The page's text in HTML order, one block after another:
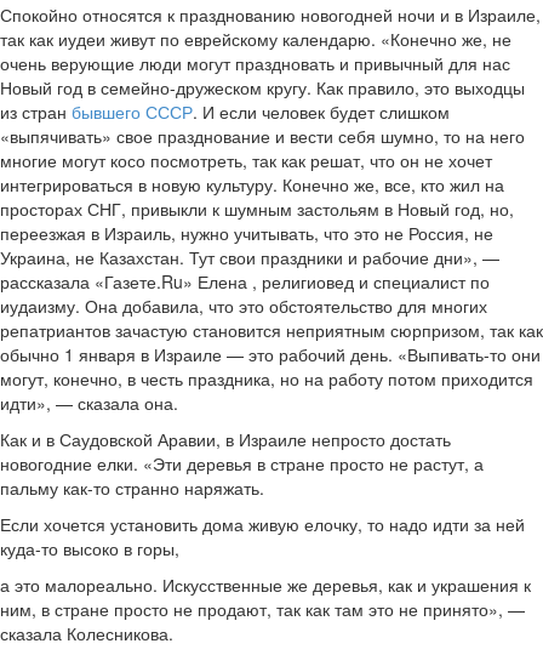
Спокойно относятся к празднованию новогодней ночи и в Израиле,
так как иудеи живут по еврейскому календарю. «Конечно же, не
очень верующие люди могут праздновать и привычный для нас
Новый год в семейно-дружеском кругу. Как правило, это выходцы
из стран бывшего СССР. И если человек будет слишком
«выпячивать» свое празднование и вести себя шумно, то на него
многие могут косо посмотреть, так как решат, что он не хочет
интегрироваться в новую культуру. Конечно же, все, кто жил на
просторах СНГ, привыкли к шумным застольям в Новый год, но,
переезжая в Израиль, нужно учитывать, что это не Россия, не
Украина, не Казахстан. Тут свои праздники и рабочие дни», —
рассказала «Газете.Ru» Елена , религиовед и специалист по
иудаизму. Она добавила, что это обстоятельство для многих
репатриантов зачастую становится неприятным сюрпризом, так как
обычно 1 января в Израиле — это рабочий день. «Выпивать-то они
могут, конечно, в честь праздника, но на работу потом приходится
идти», — сказала она.
Как и в Саудовской Аравии, в Израиле непросто достать
новогодние елки. «Эти деревья в стране просто не растут, а
пальму как-то странно наряжать.
Если хочется установить дома живую елочку, то надо идти за ней
куда-то высоко в горы,
а это малореально. Искусственные же деревья, как и украшения к
ним, в стране просто не продают, так как там это не принято», —
сказала Колесникова.